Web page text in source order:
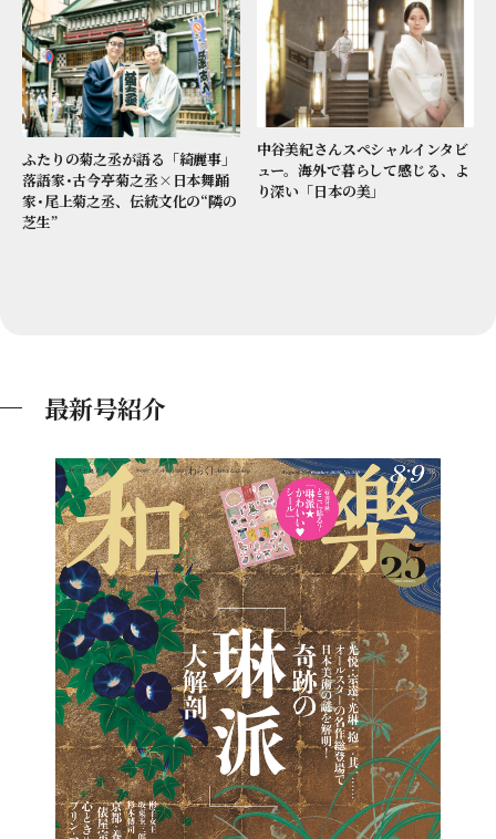
ふたりの菊之丞が語る「綺麗事」
落語家･古今亭菊之丞×日本舞踊
家･尾上菊之丞、伝統文化の“隣の
芝生”
中谷美紀さんスペシャルインタビ
ュー。海外で暮らして感じる、よ
り深い「日本の美」
最新号紹介